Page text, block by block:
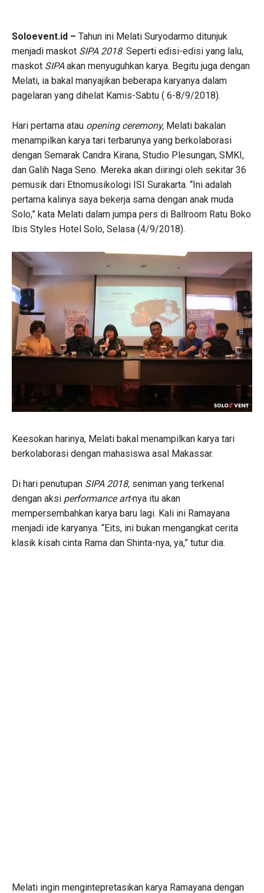
Soloevent.id – Tahun ini Melati Suryodarmo ditunjuk
menjadi maskot SIPA 2018. Seperti edisi-edisi yang lalu,
maskot SIPAakan menyuguhkan karya. Begitu juga dengan
Melati, ia bakal manyajikan beberapa karyanya dalam
pagelaran yang dihelat Kamis-Sabtu ( 6-8/9/2018).
Hari pertama atau opening ceremony, Melati bakalan
menampilkan karya tari terbarunya yang berkolaborasi
dengan Semarak Candra Kirana, Studio Plesungan, SMKI,
dan Galih Naga Seno. Mereka akan diiringi oleh sekitar 36
pemusik dari Etnomusikologi ISI Surakarta. “Ini adalah
pertama kalinya saya bekerja sama dengan anak muda
Solo,” kata Melati dalam jumpa pers di Ballroom Ratu Boko
Ibis Styles Hotel Solo, Selasa (4/9/2018).
Keesokan harinya, Melati bakal menampilkan karya tari
berkolaborasi dengan mahasiswa asal Makassar.
Di hari penutupan SIPA 2018, seniman yang terkenal
dengan aksi performance art-nya itu akan
mempersembahkan karya baru lagi. Kali ini Ramayana
menjadi ide karyanya. “Eits, ini bukan mengangkat cerita
klasik kisah cinta Rama dan Shinta-nya, ya,” tutur dia.
Melati ingin mengintepretasikan karya Ramayana dengan